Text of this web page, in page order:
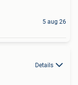
5 aug 26
Details